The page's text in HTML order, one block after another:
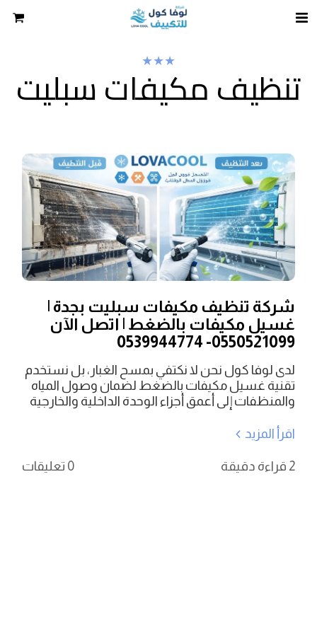
تنظيف مكيفات سبليت
★
★
★
شركة تنظيف مكيفات سبليت بجدة |
غسيل مكيفات بالضغط | اتصل الآن
0550521099- 0539944774
لدى لوفا كول نحن لا نكتفي بمسح الغبار، بل نستخدم
تقنية غسيل مكيفات بالضغط لضمان وصول المياه
والمنظفات إلى أعمق أجزاء الوحدة الداخلية والخارجية
اقرأ المزيد
2 قراءة دقيقة 0 تعليقات